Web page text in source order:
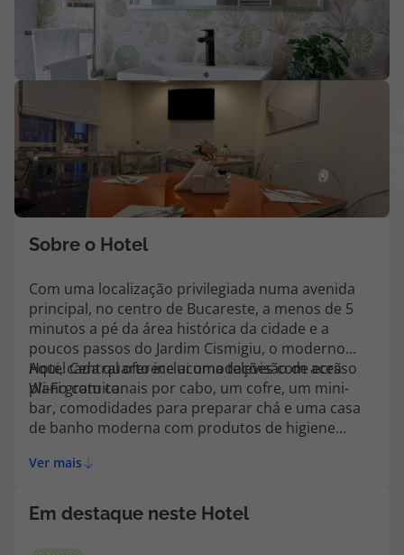
Área de Cliente
Agências
Contactos
Apoio ao cliente em Portugal
218 925 471
218 925 471
Custo de uma chamada para a rede fixa nacional.
A sua agência de viagens Top Atlântico tem a preocupação de estar
sempre mais perto de si, para maior comodidade e total facilidade
na marcação das suas viagens, tem ainda ao seu dispor o nosso call
center a funcionar todos os dias úteis das 10:00 às 20:00 e Sábado
das 10:00 às 14:00.
topatlantico@topatlantico.com
Sobre o Hotel
Com uma localização privilegiada numa avenida
principal, no centro de Bucareste, a menos de 5
minutos a pé da área histórica da cidade e a
poucos passos do Jardim Cismigiu, o moderno
Hotel Central oferece acomodações com acesso
Wi-Fi gratuito.
Aqui, cada quarto inclui uma televisão de ecrã
plano com canais por cabo, um cofre, um mini-
bar, comodidades para preparar chá e uma casa
de banho moderna com produtos de higiene
Ver mais
Em destaque neste Hotel